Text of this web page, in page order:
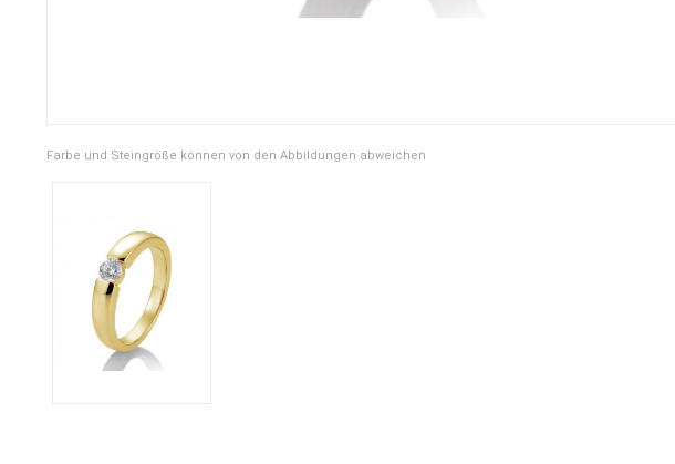
Farbe und Steingröße können von den Abbildungen abweichen